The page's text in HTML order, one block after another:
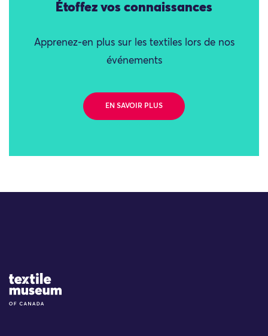
Étoffez vos connaissances
Apprenez-en plus sur les textiles lors de nos
événements
EN SAVOIR PLUS
Site Logo